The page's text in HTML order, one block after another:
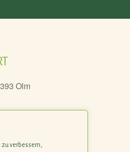
verbessern,
Olm